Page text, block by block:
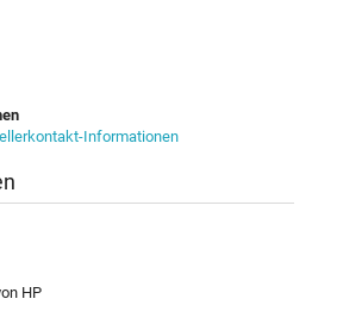
Informationen
HP